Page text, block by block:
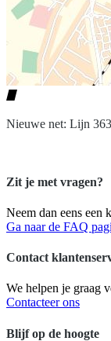
Nieuwe net: Lijn
Zit je met vragen?
Neem dan eens een
Ga naar de FAQ
Contact
We helpen je graag
Contacteer ons
Blijf op de hoogte